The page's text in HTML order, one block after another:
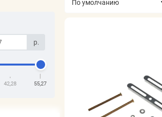
р.
42,28 55,27